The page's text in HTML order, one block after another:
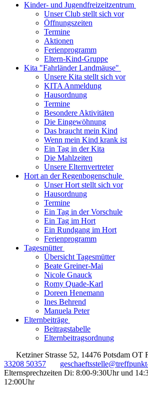
Kinder- und Jugendfreizeitzentrum
Unser Club stellt sich vor
Öffnungszeiten
Termine
Aktionen
Ferienprogramm
Eltern-Kind-Gruppe
Kita "Fahrländer Landmäuse"
Unsere Kita stellt sich vor
KITA Anmeldung
Hausordnung
Termine
Besondere Aktivitäten
Die Eingewöhnung
Das braucht mein Kind
Wenn mein Kind krank ist
Ein Tag in der Kita
Die Mahlzeiten
Unsere Elternvertreter
Hort an der Regenbogenschule
Unser Hort stellt sich vor
Hausordnung
Termine
Ein Tag in der Vorschule
Ein Tag im Hort
Ein Rundgang im Hort
Ferienprogramm
Tagesmütter
Übersicht Tagesmütter
Beate Greiner-Mai
Nicole Gnauck
Romy Quade-Karl
Doreen Henemann
Ines Behrend
Manuela Peter
Elternbeiträge
Beitragstabelle
Elternbeitragsordnung
Ketziner Strasse 52, 14476 Potsdam OT
33208 50357
Elternsprechzeiten Di: 8:00-9:30Uhr und
12:00Uhr